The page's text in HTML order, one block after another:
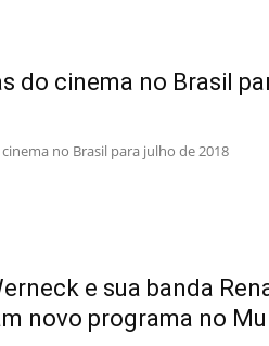
do cinema no Brasil
no Brasil para julho de 2018
e sua banda
novo programa no